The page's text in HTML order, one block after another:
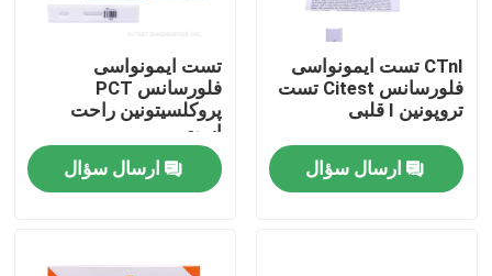
صفحه اصلی
محصولات
CTnI تست ایمونواسی
فلورسانس Citest تست
تروپونین I قلبی
ارسال سؤال
تست ایمونواسی
فلورسانس PCT
پروکلسیتونین راحت
است
ارسال سؤال